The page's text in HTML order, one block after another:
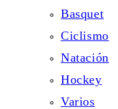
Basquet
Ciclismo
Natación
Hockey
Varios